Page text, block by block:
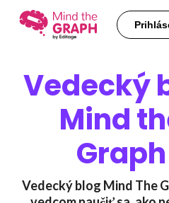
Vedecký
Mind
Graph
Vedecký blog Mind The